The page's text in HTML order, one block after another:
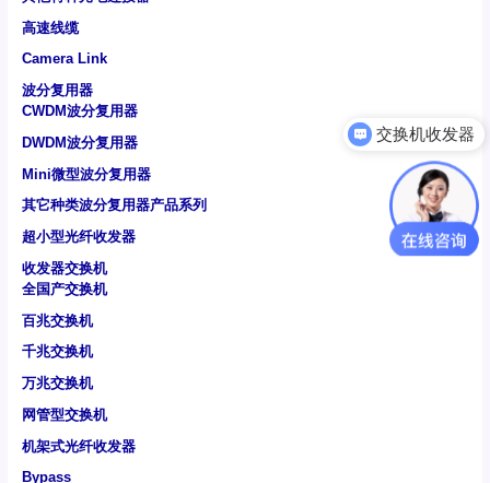
高速线缆
Camera Link
波分复用器
CWDM波分复用器
DWDM波分复用器
Mini微型波分复用器
其它种类波分复用器产品系列
超小型光纤收发器
收发器交换机
全国产交换机
百兆交换机
千兆交换机
万兆交换机
网管型交换机
机架式光纤收发器
Bypass
可以介绍下你们的产品么